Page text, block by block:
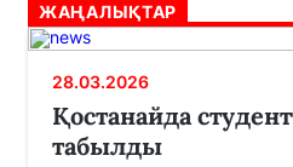
ЖАҢАЛЫҚТАР
28.03.2026
Қостанайда
табылды